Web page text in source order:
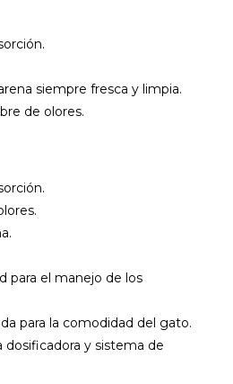
siempre fresca y limpia.
de olores.
para el manejo de los
para la comodidad del gato.
dosificadora y sistema de